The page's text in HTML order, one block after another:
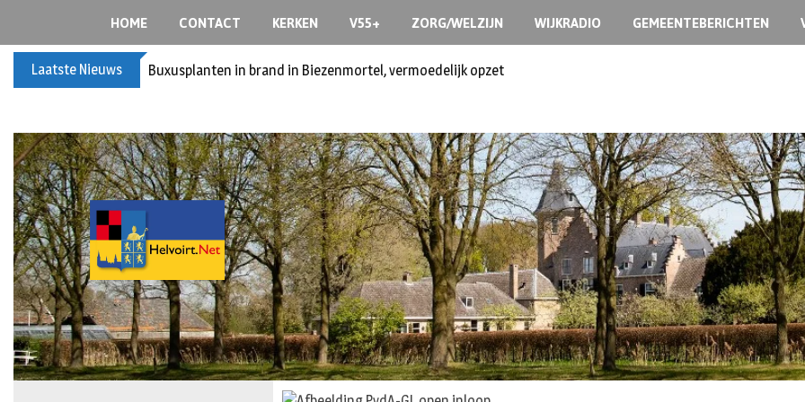
HOME CONTACT KERKEN V55+ ZORG/WELZIJN WIJKRADIO GEMEENTEBERICHTEN
Laatste Nieuws Spreidingswet asielzoekers: hoe zit dat?